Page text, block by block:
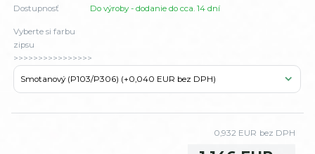
Dostupnosť Do výroby - dodanie do cca. 14 dní
Vyberte si farbu
zipsu
>>>>>>>>>>>>>>>>
0,932 EUR bez DPH